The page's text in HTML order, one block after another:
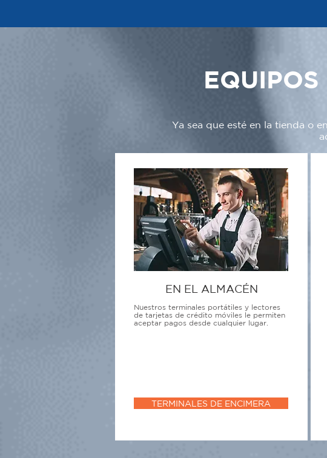
Ya sea que esté en la tienda o
EN EL ALMACÉN
Nuestros terminales portátiles y lectores
de tarjetas de crédito móviles le permiten
aceptar pagos desde cualquier lugar.
TERMINALES DE ENCIMERA